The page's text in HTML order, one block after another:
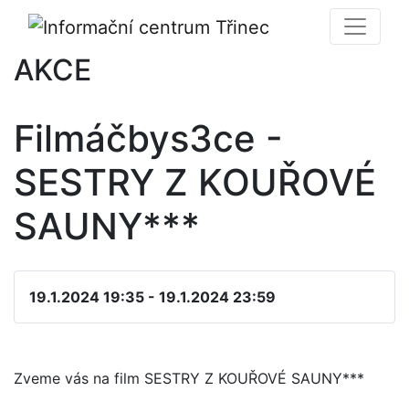
AKCE
Filmáčbys3ce -
SESTRY Z KOUŘOVÉ
SAUNY***
19.1.2024 19:35 - 19.1.2024 23:59
Zveme vás na film SESTRY Z KOUŘOVÉ SAUNY***